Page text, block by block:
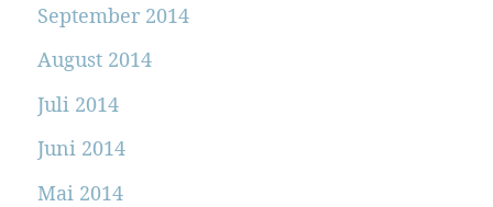
September 2014
August 2014
Juli 2014
Juni 2014
Mai 2014